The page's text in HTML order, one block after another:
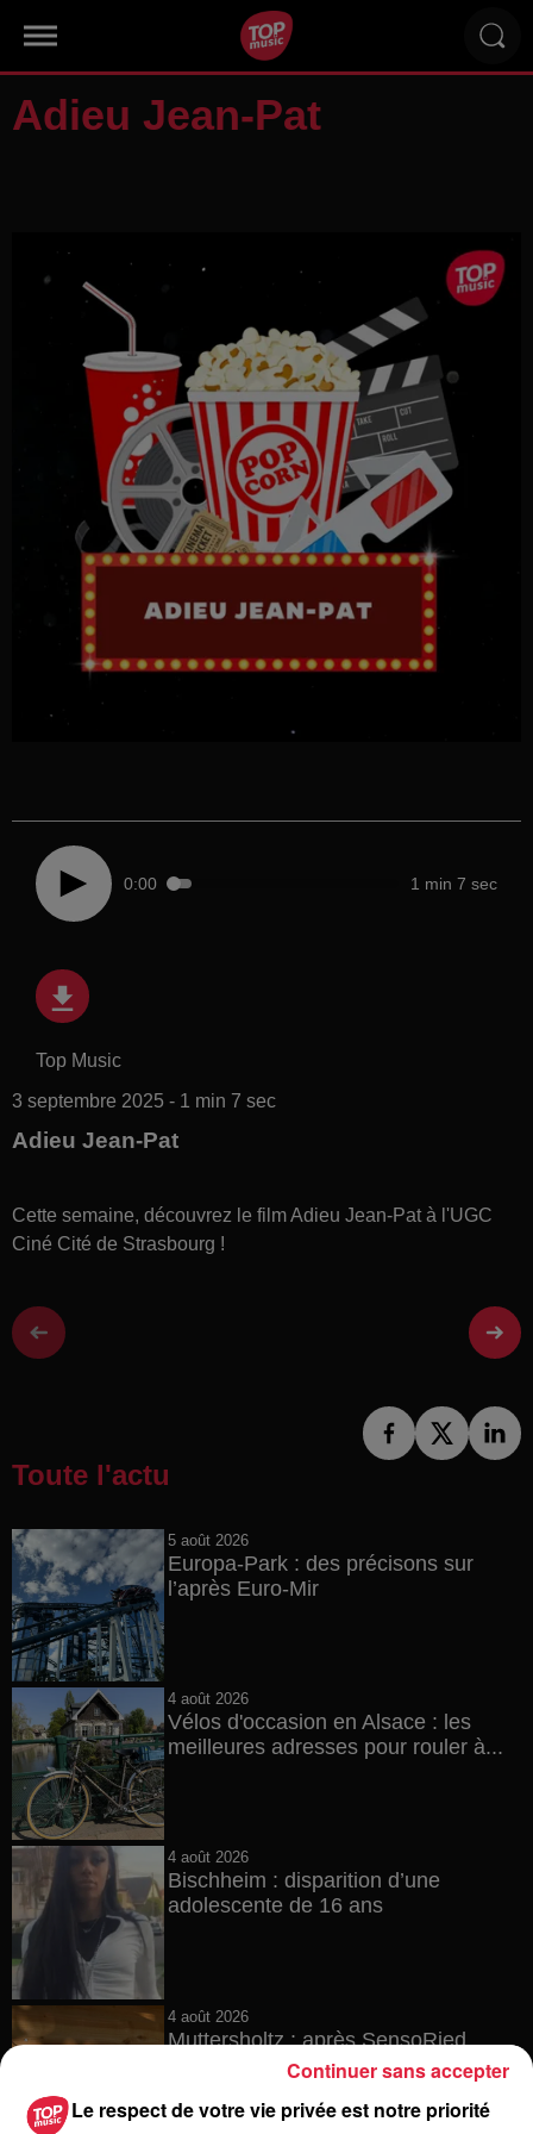
Adieu Jean-Pat
0:00 1 min 7 sec
Top Music
3 septembre 2025 - 1 min 7 sec
Adieu Jean-Pat
Cette semaine, découvrez le film Adieu Jean-Pat à l'UGC
Ciné Cité de Strasbourg !
Toute l'actu
5 août 2026
Europa-Park : des précisons sur
l’après Euro-Mir
4 août 2026
Vélos d'occasion en Alsace : les
meilleures adresses pour rouler à...
4 août 2026
Bischheim : disparition d’une
adolescente de 16 ans
4 août 2026
Muttersholtz : après SensoRied,
voilà BotaRied
Le respect de votre vie privée est notre priorité
Continuer sans accepter